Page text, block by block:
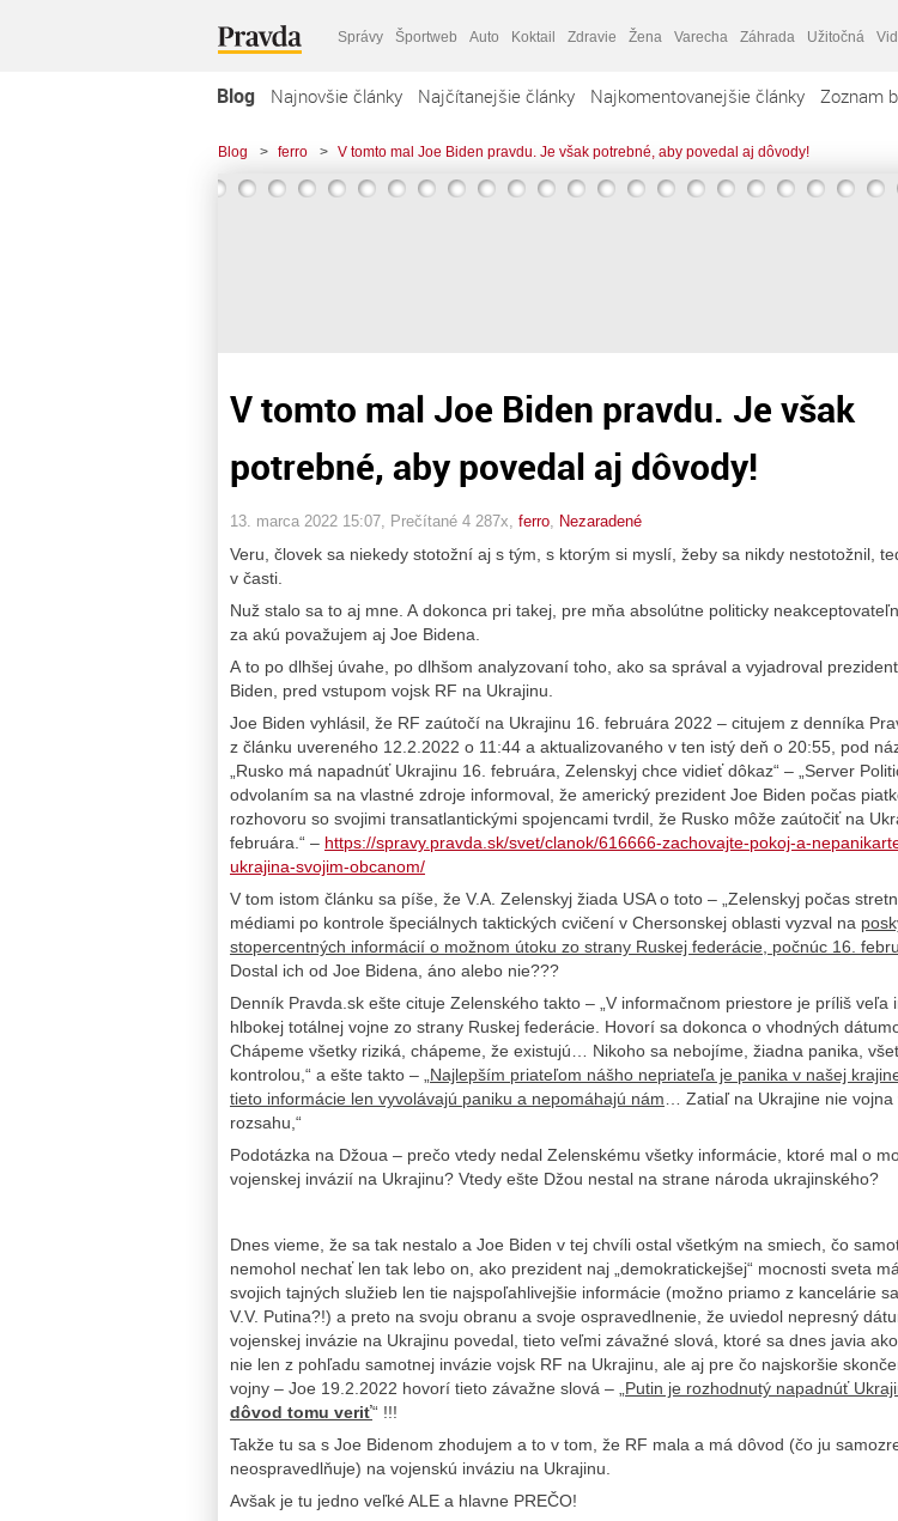
Správy Športweb Auto Koktail Zdravie Žena Varecha Záhrada Užitočná
Blog Najnovšie články Najčítanejšie články Najkomentovanejšie články Zoznam
Blog > ferro > V tomto mal Joe Biden pravdu. Je však potrebné, aby povedal aj dôvody!
V tomto mal Joe Biden pravdu. Je však
potrebné, aby povedal aj dôvody!
13. marca 2022 15:07 , Prečítané 4 287x, ferro Nezaradené
Veru, človek sa niekedy stotožní aj s tým, s ktorým si myslí, žeby sa nikdy nestotožnil,
v časti.
Nuž stalo sa to aj mne. A dokonca pri takej, pre mňa absolútne politicky
za akú považujem aj Joe Bidena.
A to po dlhšej úvahe, po dlhšom analyzovaní toho, ako sa správal a vyjadroval
Biden, pred vstupom vojsk RF na Ukrajinu.
Joe Biden vyhlásil, že RF zaútočí na Ukrajinu 16. februára 2022 – citujem z denníka
z článku uvereného 12.2.2022 o 11:44 a aktualizovaného v ten istý deň o 20:55, pod
„Rusko má napadnúť Ukrajinu 16. februára, Zelenskyj chce vidieť dôkaz“ – „Server
odvolaním sa na vlastné zdroje informoval, že americký prezident Joe Biden počas
rozhovoru so svojimi transatlantickými spojencami tvrdil, že Rusko môže zaútočiť na
februára.“ – https://spravy.pravda.sk/svet/clanok/616666-zachovajte-pokoj-a-
ukrajina-svojim-obcanom/
V tom istom článku sa píše, že V.A. Zelenskyj žiada USA o toto – „Zelenskyj počas
médiami po kontrole špeciálnych taktických cvičení v Chersonskej oblasti vyzval na
stopercentných informácií o možnom útoku zo strany Ruskej federácie, počnúc 16.
Dostal ich od Joe Bidena, áno alebo nie???
Denník Pravda.sk ešte cituje Zelenského takto – „V informačnom priestore je príliš veľa
hlbokej totálnej vojne zo strany Ruskej federácie. Hovorí sa dokonca o vhodných
Chápeme všetky riziká, chápeme, že existujú… Nikoho sa nebojíme, žiadna panika,
kontrolou,“ a ešte takto – „Najlepším priateľom nášho nepriateľa je panika v našej
tieto informácie len vyvolávajú paniku a nepomáhajú nám… Zatiaľ na Ukrajine nie vojna
rozsahu,“
Podotázka na Džoua – prečo vtedy nedal Zelenskému všetky informácie, ktoré mal o
vojenskej invázií na Ukrajinu? Vtedy ešte Džou nestal na strane národa ukrajinského?
Dnes vieme, že sa tak nestalo a Joe Biden v tej chvíli ostal všetkým na smiech, čo
nemohol nechať len tak lebo on, ako prezident naj „demokratickejšej“ mocnosti sveta
svojich tajných služieb len tie najspoľahlivejšie informácie (možno priamo z kancelárie
V.V. Putina?!) a preto na svoju obranu a svoje ospravedlnenie, že uviedol nepresný
vojenskej invázie na Ukrajinu povedal, tieto veľmi závažné slová, ktoré sa dnes javia
nie len z pohľadu samotnej invázie vojsk RF na Ukrajinu, ale aj pre čo najskoršie
vojny – Joe 19.2.2022 hovorí tieto závažne slová – „ Putin je rozhodnutý napadnúť
dôvod tomu veriť“ !!!
Takže tu sa s Joe Bidenom zhodujem a to v tom, že RF mala a má dôvod (čo ju
neospravedlňuje) na vojenskú inváziu na Ukrajinu.
Avšak je tu jedno veľké ALE a hlavne PREČO!